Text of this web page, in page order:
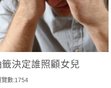
決定誰照顧女兒
覽數:1754